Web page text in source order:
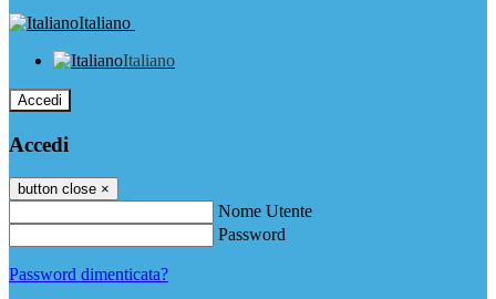
Italiano
Italiano
Accedi
Accedi
button close ×
Nome Utente
Password
Password dimenticata?